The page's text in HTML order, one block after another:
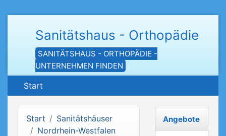
Sanitätshaus - Orthopädie
SANITÄTSHAUS - ORTHOPÄDIE -
UNTERNEHMEN FINDEN
Start
Start
Sanitätshäuser
Nordrhein-Westfalen
Angebote